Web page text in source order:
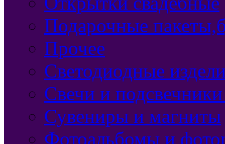
Подарочные
Прочее
Светодиодные
Свечи и
Сувениры и магниты
Фотоальбомы и